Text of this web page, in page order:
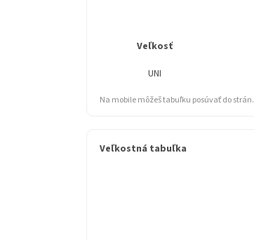
Veľkosť
UNI
Na mobile môžeš tabuľku posúvať do strán.
Veľkostná tabuľka